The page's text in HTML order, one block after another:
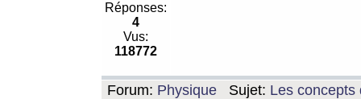
Réponses:
4
Vus:
118772
Forum: Physique Sujet: Les concepts